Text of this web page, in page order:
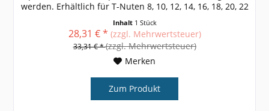
werden. Erhältlich für T-Nuten 8, 10, 12, 14, 16, 18, 20, 22
Inhalt 1 Stück
28,31 € * (zzgl. Mehrwertsteuer)
33,31 € *(zzgl. Mehrwertsteuer)
Merken
Zum Produkt